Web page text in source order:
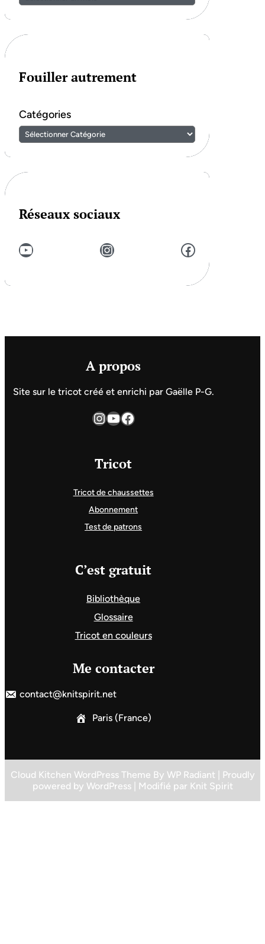
Fouiller autrement
Catégories
Réseaux sociaux
YouTube Instagram Facebook
A propos
Site sur le tricot créé et enrichi par Gaëlle P-G.
InstagramYouTube Facebook
Tricot
Tricot de chaussettes
Abonnement
Test de patrons
C’est gratuit
Bibliothèque
Glossaire
Tricot en couleurs
Me contacter
contact@knitspirit.net
Paris (France)
Cloud Kitchen WordPress Theme By WP Radiant | Proudly
powered by WordPress| Modifié par Knit Spirit